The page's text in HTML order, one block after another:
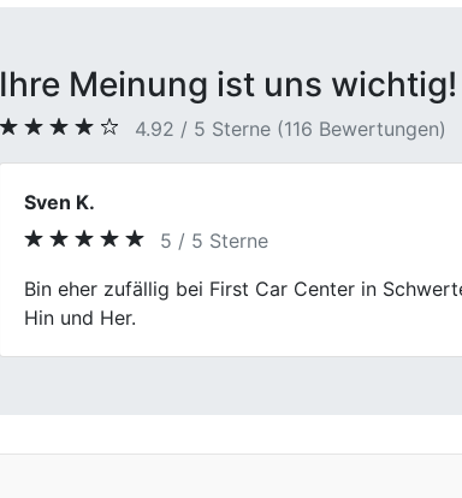
Ihre Meinung ist uns wichtig!
4.92 / 5 Sterne (116 Bewertungen)
Nicole H.
5 / 5 Sterne
Auto hingebracht, kurz gemeinsam
Diskussionen.